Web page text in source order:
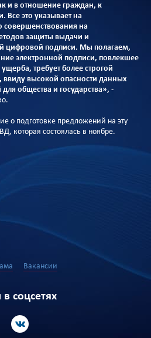
и в отношение граждан, к
Все это указывает на
совершенствования на
защиты выдачи и
цифровой подписи. Мы полагаем,
электронной подписи, повлекшее
требует более строгой
ввиду высокой опасности данных
общества и государства», -
о подготовке предложений на эту
которая состоялась в ноябре.
Вакансии
соцсетях